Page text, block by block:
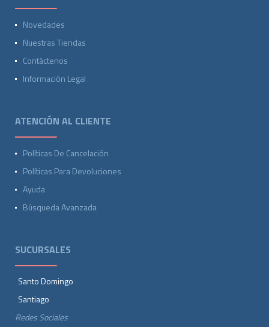
Novedades
Nuestras Tiendas
Contáctenos
Información Legal
ATENCIÓN AL CLIENTE
Políticas De Cancelación
Políticas Para Devoluciones
Ayuda
Búsqueda Avanzada
SUCURSALES
Santo Domingo
Santiago
Redes Sociales